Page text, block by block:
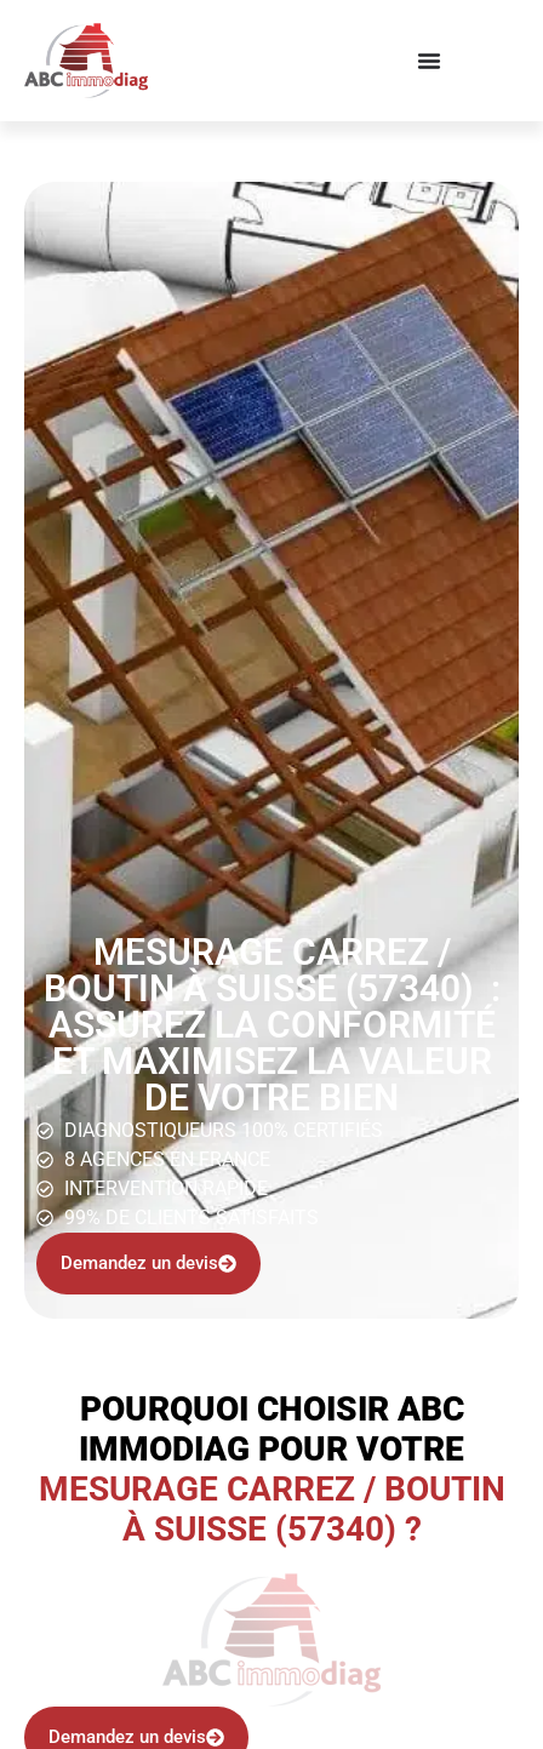
MESURAGE CARREZ /
BOUTIN À SUISSE (57340) :
ASSUREZ LA CONFORMITÉ
ET MAXIMISEZ LA VALEUR
DE VOTRE BIEN
DIAGNOSTIQUEURS 100% CERTIFIÉS
8 AGENCES EN FRANCE
INTERVENTION RAPIDE
99% DE CLIENTS SATISFAITS
Demandez un devis
POURQUOI CHOISIR ABC
IMMODIAG POUR VOTRE
MESURAGE CARREZ / BOUTIN
À SUISSE (57340) ?
Demandez un devis